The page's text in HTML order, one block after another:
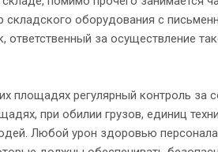
оборудования с
за осуществление
площадях регулярный контроль
при обилии грузов, единиц
Любой урон здоровью